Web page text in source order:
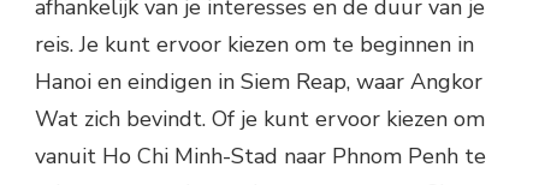
afhankelijk van je interesses en de duur van je
reis. Je kunt ervoor kiezen om te beginnen in
Hanoi en eindigen in Siem Reap, waar Angkor
Wat zich bevindt. Of je kunt ervoor kiezen om
vanuit Ho Chi Minh-Stad naar Phnom Penh te